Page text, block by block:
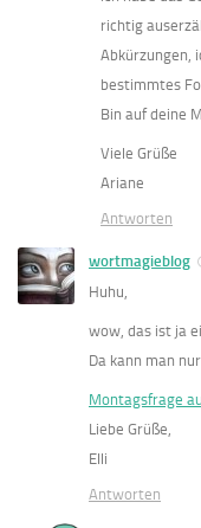
richtig
Abkürzungen,
bestimmtes
Bin auf deine
Viele Grüße
Ariane
Antworten
wortmagieblog
Huhu,
wow, das ist ja
Da kann man
Montagsfrage
Liebe Grüße,
Elli
Antworten